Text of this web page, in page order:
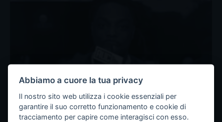
Abbiamo a cuore la tua privacy
Il nostro sito web utilizza i cookie essenziali per
garantire il suo corretto funzionamento e cookie di
tracciamento per capire come interagisci con esso.